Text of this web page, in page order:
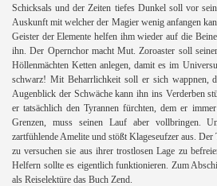
Schicksals und der Zeiten tiefes Dunkel soll vor
Auskunft mit welcher der Magier wenig anfangen
Geister der Elemente helfen ihm wieder auf die
ihn. Der Opernchor macht Mut. Zoroaster soll
Höllenmächten Ketten anlegen, damit es im
schwarz! Mit Beharrlichkeit soll er sich wappnen,
Augenblick der Schwäche kann ihn ins Verderben
er tatsächlich den Tyrannen fürchten, dem er
Grenzen, muss seinen Lauf aber vollbringen.
zartfühlende Amelite und stößt Klageseufzer aus.
zu versuchen sie aus ihrer trostlosen Lage zu
Helfern sollte es eigentlich funktionieren. Zum
als Reiselektüre das Buch Zend.